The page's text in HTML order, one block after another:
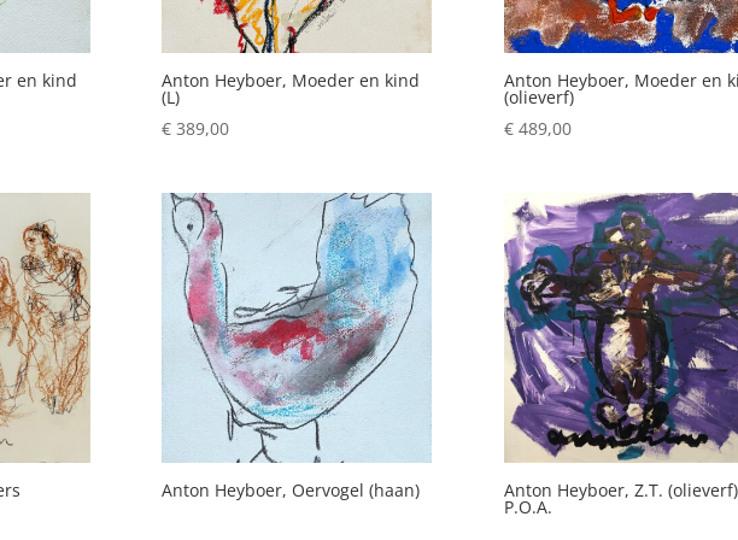
en kind
Anton Heyboer, Moeder en kind
(L)
€389,00
Anton Heyboer, Moeder en
(olieverf)
€489,00
Anton Heyboer, Oervogel (haan) Anton Heyboer, Z.T. (olieverf)
P.O.A.